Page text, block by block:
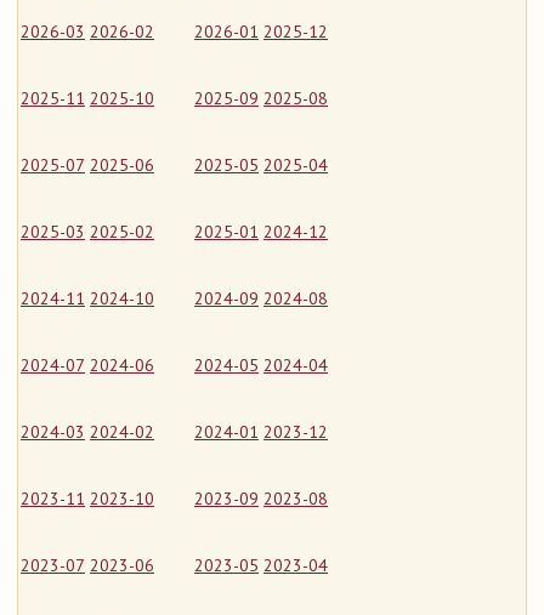
2026-03 2026-02 2026-01 2025-12
2025-11 2025-10 2025-09 2025-08
2025-07 2025-06 2025-05 2025-04
2025-03 2025-02 2025-01 2024-12
2024-11 2024-10 2024-09 2024-08
2024-07 2024-06 2024-05 2024-04
2024-03 2024-02 2024-01 2023-12
2023-11 2023-10 2023-09 2023-08
2023-07 2023-06 2023-05 2023-04